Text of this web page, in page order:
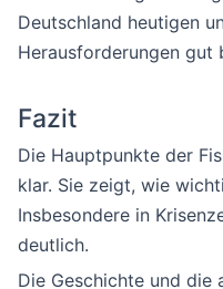
Deutschland heutigen
Herausforderungen gut
Fazit
Die Hauptpunkte der
klar. Sie zeigt, wie
Insbesondere in
deutlich.
Die Geschichte und die